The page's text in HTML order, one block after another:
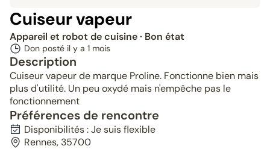
Cuiseur vapeur
Appareil et robot de cuisine· Bon état
Don posté il y a 1 mois
Description
Cuiseur vapeur de marque Proline. Fonctionne bien mais
plus d'utilité. Un peu oxydé mais n'empêche pas le
fonctionnement
Préférences de rencontre
Disponibilités : Je suis flexible
Rennes, 35700